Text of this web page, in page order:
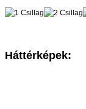
Háttérképek: